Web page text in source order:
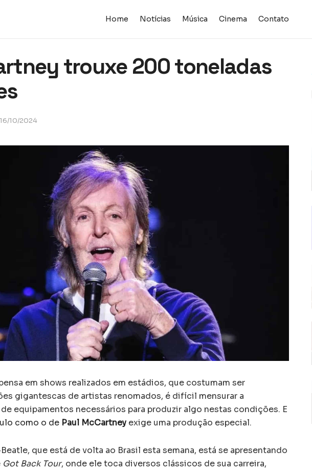
Home Notícias Música Cinema Contato
trouxe 200 toneladas
16/10/2024
em shows realizados em estádios, que costumam ser
gigantescas de artistas renomados, é difícil mensurar a
equipamentos necessários para produzir algo nestas condições. E
como o de Paul McCartney exige uma produção especial.
que está de volta ao Brasil esta semana, está se apresentando
Got Back Tour, onde ele toca diversos clássicos de sua carreira,